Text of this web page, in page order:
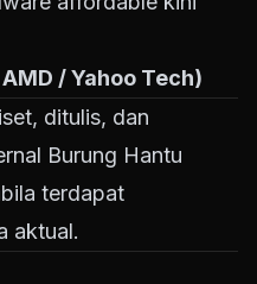
/ Yahoo Tech)
ditulis, dan
Burung Hantu
terdapat
aktual.